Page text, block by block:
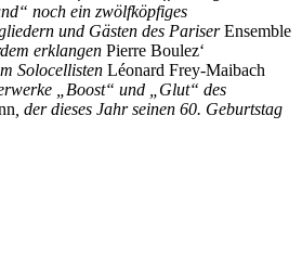
noch ein zwölfköpfiges
und Gästen des PariserEnsemble
erklangen Pierre Boulez‘
Solocellisten Léonard Frey-Maibach
„Boost“ und „Glut“ des
, der dieses Jahr seinen 60. Geburtstag